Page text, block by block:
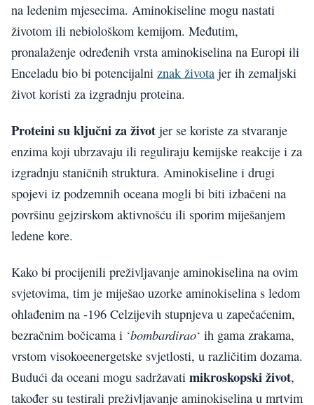
na ledenim mjesecima. Aminokiseline mogu nastati
životom ili nebiološkom kemijom. Međutim,
pronalaženje određenih vrsta aminokiselina na Europi ili
Enceladu bio bi potencijalni znak života jer ih zemaljski
život koristi za izgradnju proteina.
Proteini su ključni za život jer se koriste za stvaranje
enzima koji ubrzavaju ili reguliraju kemijske reakcije i za
izgradnju staničnih struktura. Aminokiseline i drugi
spojevi iz podzemnih oceana mogli bi biti izbačeni na
površinu gejzirskom aktivnošću ili sporim miješanjem
ledene kore.
Kako bi procijenili preživljavanje aminokiselina na ovim
svjetovima, tim je miješao uzorke aminokiselina s ledom
ohlađenim na -196 Celzijevih stupnjeva u zapečaćenim,
bezračnim bočicama i ‘bombardirao‘ ih gama zrakama,
vrstom visokoeenergetske svjetlosti, u različitim dozama.
Budući da oceani mogu sadržavati mikroskopski život,
također su testirali preživljavanje aminokiselina u mrtvim